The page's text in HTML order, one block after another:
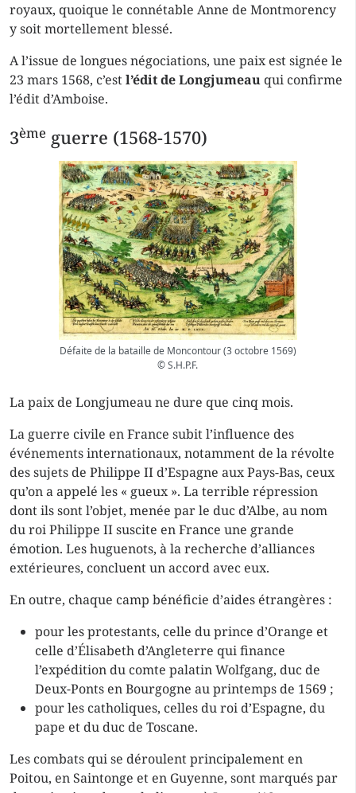
royaux, quoique le connétable Anne de Montmorency
y soit mortellement blessé.
A l’issue de longues négociations, une paix est signée le
23 mars 1568, c’estl’édit de Longjumeau qui confirme
l’édit d’Amboise.
3ème guerre (1568-1570)
Défaite de la bataille de Moncontour (3 octobre 1569)
© S.H.P.F.
La paix de Longjumeau ne dure que cinq mois.
La guerre civile en France subit l’influence des
événements internationaux, notamment de la révolte
des sujets de Philippe II d’Espagne aux Pays-Bas, ceux
qu’on a appelé les « gueux ». La terrible répression
dont ils sont l’objet, menée par le duc d’Albe, au nom
du roi Philippe II suscite en France une grande
émotion. Les huguenots, à la recherche d’alliances
extérieures, concluent un accord avec eux.
En outre, chaque camp bénéficie d’aides étrangères :
pour les protestants, celle du prince d’Orange et
celle d’Élisabeth d’Angleterre qui finance
l’expédition du comte palatin Wolfgang, duc de
Deux-Ponts en Bourgogne au printemps de 1569 ;
pour les catholiques, celles du roi d’Espagne, du
pape et du duc de Toscane.
Les combats qui se déroulent principalement en
Poitou, en Saintonge et en Guyenne, sont marqués par